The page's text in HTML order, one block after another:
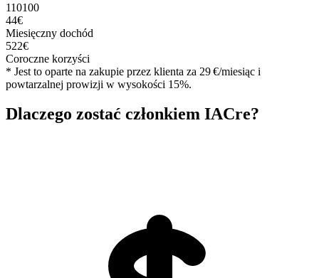
110100
44€
Miesięczny dochód
522€
Coroczne korzyści
* Jest to oparte na zakupie przez klienta za 29 €/miesiąc i
powtarzalnej prowizji w wysokości 15%.
Dlaczego zostać członkiem IACre?